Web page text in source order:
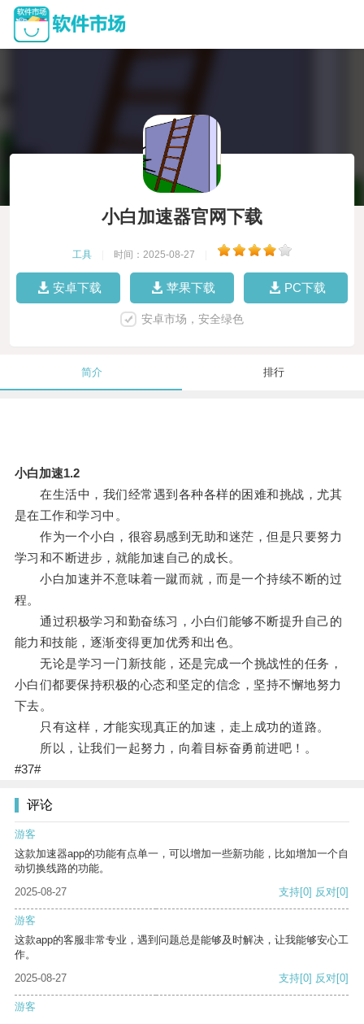
小白加速器官网下载
工具 时间：2025-08-27
安卓下载 苹果下载 PC下载
安卓市场，安全绿色
简介 排行
小白加速1.2
在生活中，我们经常遇到各种各样的困难和挑战，尤其
是在工作和学习中。
作为一个小白，很容易感到无助和迷茫，但是只要努力
学习和不断进步，就能加速自己的成长。
小白加速并不意味着一蹴而就，而是一个持续不断的过
程。
通过积极学习和勤奋练习，小白们能够不断提升自己的
能力和技能，逐渐变得更加优秀和出色。
无论是学习一门新技能，还是完成一个挑战性的任务，
小白们都要保持积极的心态和坚定的信念，坚持不懈地努力
下去。
只有这样，才能实现真正的加速，走上成功的道路。
所以，让我们一起努力，向着目标奋勇前进吧！。
#37#
评论
游客
这款加速器app的功能有点单一，可以增加一些新功能，比如增加一个自
动切换线路的功能。
2025-08-27
支持[0] 反对[0]
游客
这款app的客服非常专业，遇到问题总是能够及时解决，让我能够安心工
作。
2025-08-27
支持[0] 反对[0]
游客